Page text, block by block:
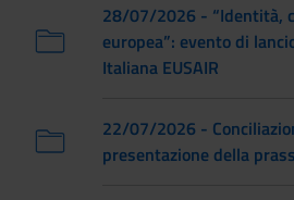
28/07/2026 - “Identità,
europea”: evento di
Italiana EUSAIR
22/07/2026 -
presentazione della